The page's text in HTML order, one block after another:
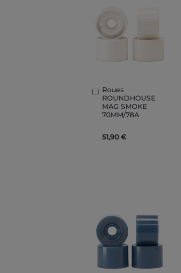
Roues
ROUNDHOUSE
MAG SMOKE
70MM/78A
51,90 €
Ajouter
au
panier